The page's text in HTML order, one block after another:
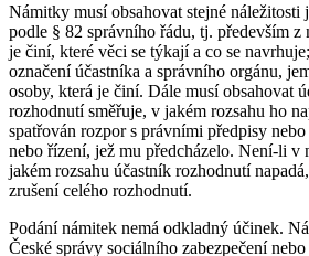
Námitky musí obsahovat stejné náležitosti
podle § 82 správního řádu, tj. především
je činí, které věci se týkají a co se
označení účastníka a správního orgánu,
osoby, která je činí. Dále musí obsahovat
rozhodnutí směřuje, v jakém rozsahu ho
spatřován rozpor s právními předpisy
nebo řízení, jež mu předcházelo. Není-li v
jakém rozsahu účastník rozhodnutí
zrušení celého rozhodnutí.
Podání námitek nemá odkladný účinek.
České správy sociálního zabezpečení